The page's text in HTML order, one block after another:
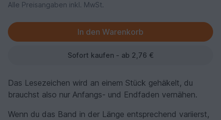
Alle Preisangaben inkl. MwSt.
Sofort kaufen - ab 2,76 €
Das Lesezeichen wird an einem Stück gehäkelt, du
brauchst also nur Anfangs- und Endfaden vernähen.
Wenn du das Band in der Länge entsprechend variierst,